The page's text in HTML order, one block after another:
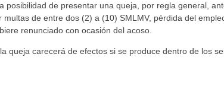
de presentar una queja, por regla general,
de entre dos (2) a (10) SMLMV, pérdida del
renunciado con ocasión del acoso.
queja carecerá de efectos si se produce dentro de los